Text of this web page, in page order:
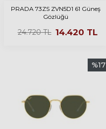
PRADA 73ZS ZVN5D1 61 Güneş
Gözlüğü
24.720TL 14.420 TL
%17